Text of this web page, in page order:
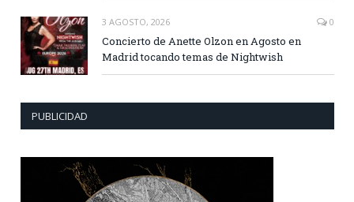
3 AGOSTO, 2026 0
Concierto de Anette Olzon en Agosto en
Madrid tocando temas de Nightwish
PUBLICIDAD